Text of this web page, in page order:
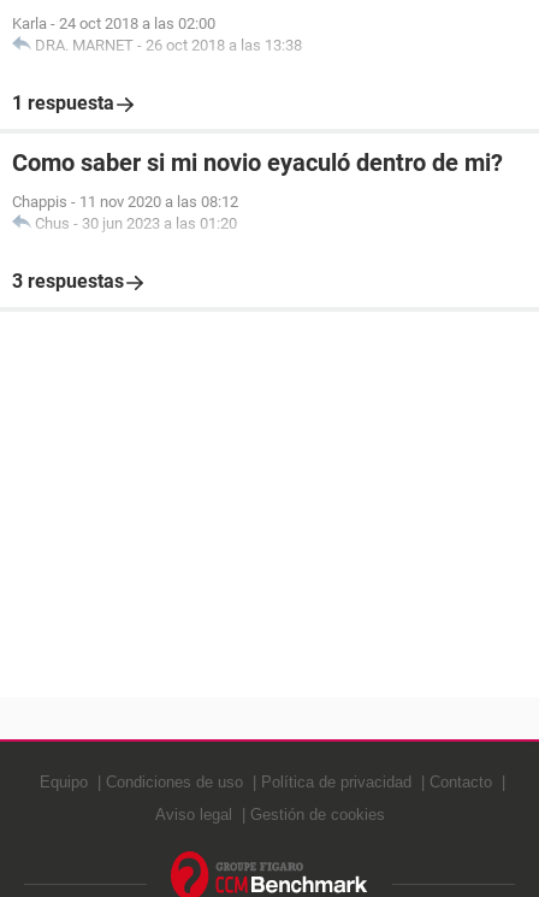
Karla - 24 oct 2018 a las 02:00
DRA. MARNET - 26 oct 2018 a las 13:38
1 respuesta
Como saber si mi novio eyaculó dentro de mi?
Chappis - 11 nov 2020 a las 08:12
Chus - 30 jun 2023 a las 01:20
3 respuestas
Equipo Condiciones de uso Política de privacidad
Contacto
Aviso legal
Gestión de cookies